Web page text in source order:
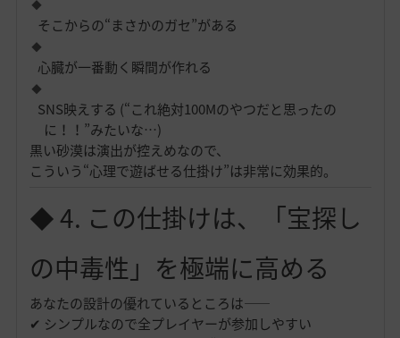
そこからの“まさかのガセ”がある
心臓が一番動く瞬間が作れる
SNS映えする (“これ絶対100Mのやつだと思ったの
に！！”みたいな…)
黒い砂漠は演出が控えめなので、
こういう“心理で遊ばせる仕掛け”は非常に効果的。
◆ 4. この仕掛けは、「宝探し
の中毒性」を極端に高める
あなたの設計の優れているところは——
✔ シンプルなので全プレイヤーが参加しやすい